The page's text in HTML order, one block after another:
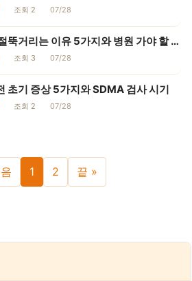
조회 2 07/28
강아지 다리 절뚝거리는 이유 5가지와 병원 가야 할 신호
조회 3 07/28
초기 증상 5가지와 SDMA 검사 시기
조회 2 07/28
1 2 끝 »